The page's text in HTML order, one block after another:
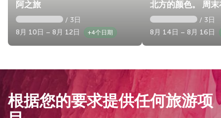
阿之旅
/ 3日
8月 10日 – 8月 12日
+4个日期
北方的颜色。 周
/ 3日
8月 14日 – 8月 16日
根据您的要求提供任何旅游项